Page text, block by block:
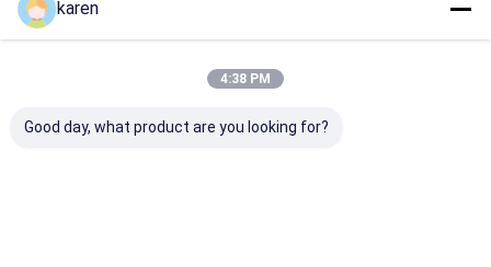
karen
4:38 PM
Good day, what product are you looking for?